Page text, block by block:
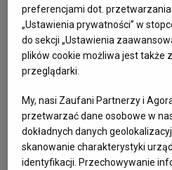
oraz powtórne
buddyjskich pozwala się, aby
pochłonięte przez któryś z
wodę, ziemię lub powietrze.
spalone lub pogrzebane w
krajach buddyjskich panują
podtrzymywania pamięci o
rozsypywane, a
preferencjami dot.
„Ustawienia prywatności” w
do sekcji „Ustawienia
plików cookie możliwa jest także
przeglądarki.
My, nasi Zaufani Partnerzy i
przetwarzać dane osobowe w
dokładnych danych
skanowanie charakterystyki
identyfikacji. Przechowywanie